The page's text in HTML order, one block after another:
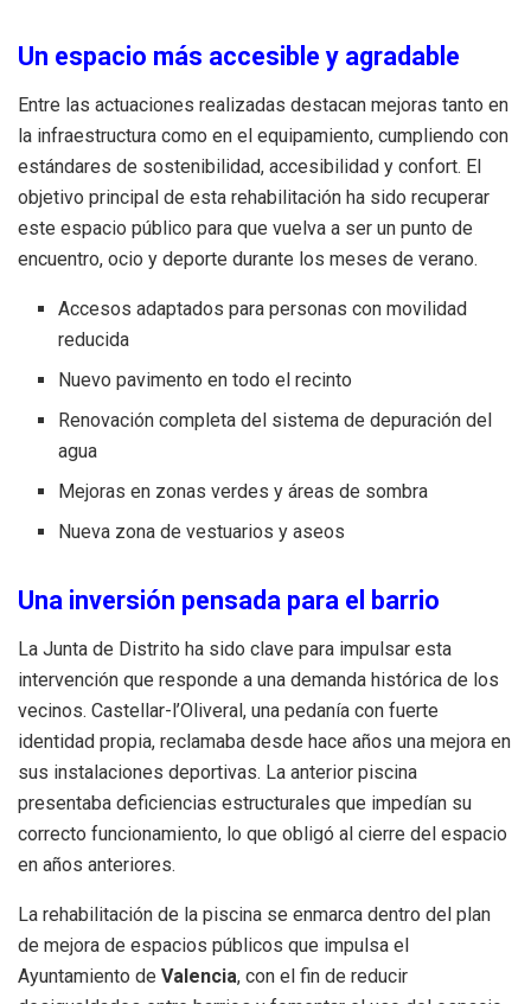
Un espacio más accesible y agradable
Entre las actuaciones realizadas destacan mejoras tanto en
la infraestructura como en el equipamiento, cumpliendo con
estándares de sostenibilidad, accesibilidad y confort. El
objetivo principal de esta rehabilitación ha sido recuperar
este espacio público para que vuelva a ser un punto de
encuentro, ocio y deporte durante los meses de verano.
Accesos adaptados para personas con movilidad
reducida
Nuevo pavimento en todo el recinto
Renovación completa del sistema de depuración del
agua
Mejoras en zonas verdes y áreas de sombra
Nueva zona de vestuarios y aseos
Una inversión pensada para el barrio
La Junta de Distrito ha sido clave para impulsar esta
intervención que responde a una demanda histórica de los
vecinos. Castellar-l’Oliveral, una pedanía con fuerte
identidad propia, reclamaba desde hace años una mejora en
sus instalaciones deportivas. La anterior piscina
presentaba deficiencias estructurales que impedían su
correcto funcionamiento, lo que obligó al cierre del espacio
en años anteriores.
La rehabilitación de la piscina se enmarca dentro del plan
de mejora de espacios públicos que impulsa el
Ayuntamiento de Valencia, con el fin de reducir